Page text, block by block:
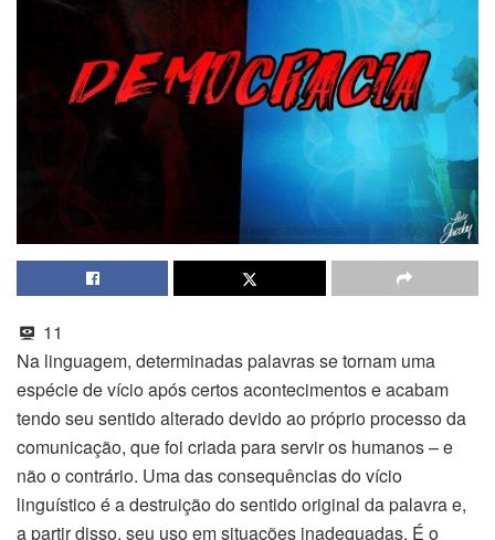
11
Na linguagem, determinadas palavras se tornam uma
espécie de vício após certos acontecimentos e acabam
tendo seu sentido alterado devido ao próprio processo da
comunicação, que foi criada para servir os humanos – e
não o contrário. Uma das consequências do vício
linguístico é a destruição do sentido original da palavra e,
a partir disso, seu uso em situações inadequadas. É o